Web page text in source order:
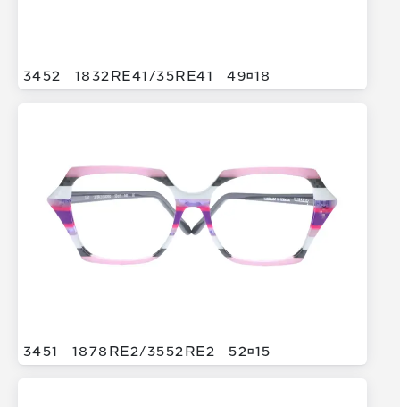
3452 1832RE41/35RE41 4918
3451 1878RE2/3552RE2 5215